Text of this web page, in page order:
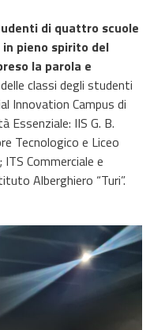
di quattro scuole
pieno spirito del
la parola e
classi degli studenti
Innovation Campus di
Essenziale: IIS G. B.
Tecnologico e Liceo
Commerciale e
Alberghiero “Turi”.